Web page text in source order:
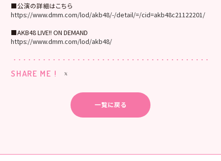
■公演の詳細はこちら
https://www.dmm.com/lod/akb48/-/detail/=/cid=akb48c21122201/
■AKB48 LIVE!! ON DEMAND
https://www.dmm.com/lod/akb48/
SHARE ME !
一覧に戻る